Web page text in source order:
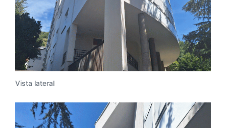
Vista lateral